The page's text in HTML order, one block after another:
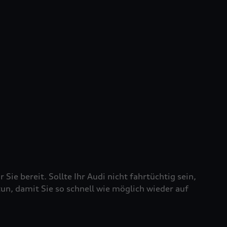
Sie bereit. Sollte Ihr Audi nicht fahrtüchtig sein,
damit Sie so schnell wie möglich wieder auf